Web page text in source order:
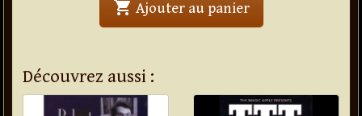
shopping_cart Ajouter au panier' . Confidences . '
Découvrez aussi :